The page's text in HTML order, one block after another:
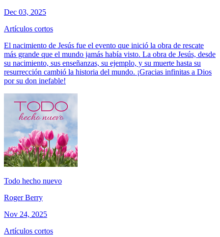
Dec 03, 2025
Artículos cortos
El nacimiento de Jesús fue el evento que inició la obra de rescate
más grande que el mundo jamás había visto. La obra de Jesús, desde
su nacimiento, sus enseñanzas, su ejemplo, y su muerte hasta su
resurrección cambió la historia del mundo. ¡Gracias infinitas a Dios
por su don inefable!
Todo hecho nuevo
Roger Berry
Nov 24, 2025
Artículos cortos